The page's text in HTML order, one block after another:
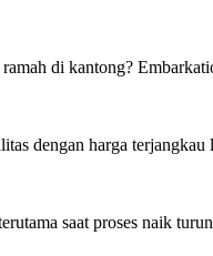
di kantong?
dengan harga terjangkau
saat proses naik